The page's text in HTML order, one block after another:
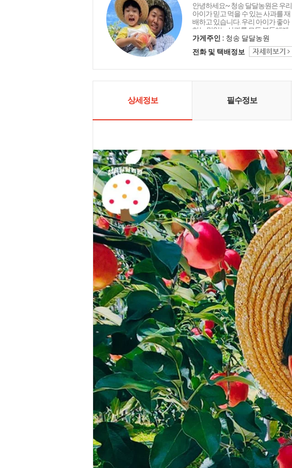
안녕하세요~ 청송 달달농원은 우리
아이가 믿고 먹을 수 있는 사과를 재
배하고 있습니다. 우리 아이가 좋아
하는 맛있는 사과를 모든 분들에게
전해 드리고 싶습니다. 언제나 믿을
수 있는 청송 달달농원에서 건강한
사과 맛보고 가세요^^
가게주인 : 청송 달달농원
전화 및 택배정보
상세정보 필수정보